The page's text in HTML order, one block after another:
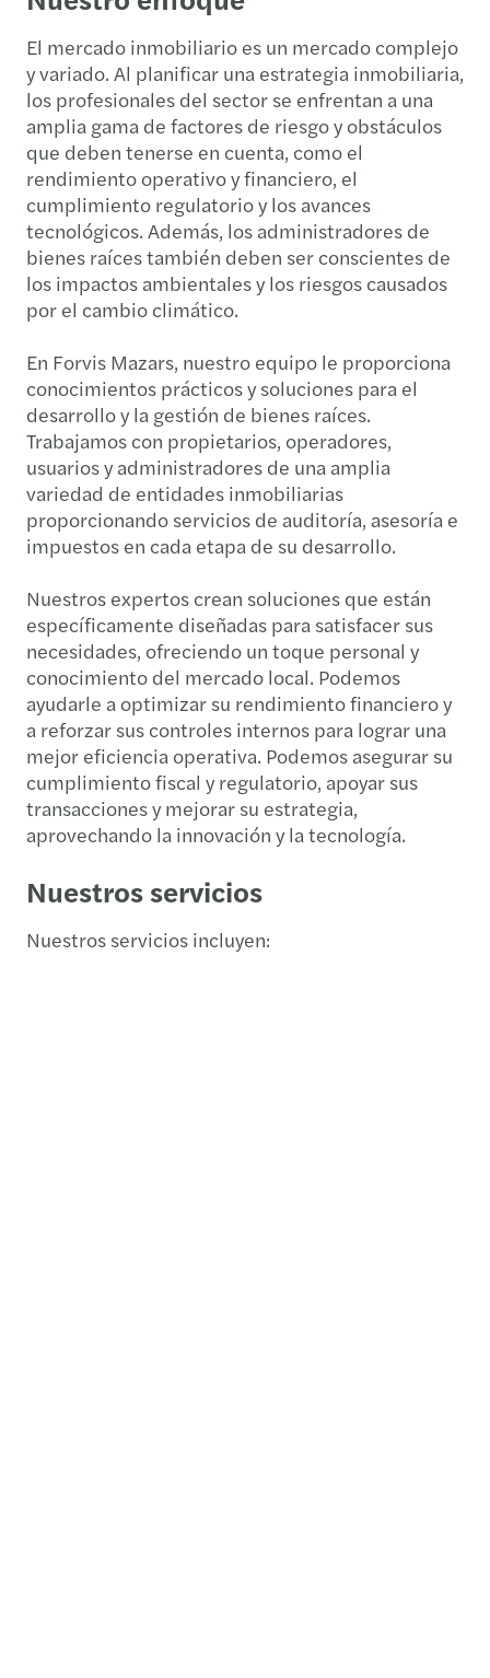
El mercado inmobiliario es un mercado complejo
y variado. Al planificar una estrategia inmobiliaria,
los profesionales del sector se enfrentan a una
amplia gama de factores de riesgo y obstáculos
que deben tenerse en cuenta, como el
rendimiento operativo y financiero, el
cumplimiento regulatorio y los avances
tecnológicos. Además, los administradores de
bienes raíces también deben ser conscientes de
los impactos ambientales y los riesgos causados
por el cambio climático.
En Forvis Mazars, nuestro equipo le proporciona
conocimientos prácticos y soluciones para el
desarrollo y la gestión de bienes raíces.
Trabajamos con propietarios, operadores,
usuarios y administradores de una amplia
variedad de entidades inmobiliarias
proporcionando servicios de auditoría, asesoría e
impuestos en cada etapa de su desarrollo.
Nuestros expertos crean soluciones que están
específicamente diseñadas para satisfacer sus
necesidades, ofreciendo un toque personal y
conocimiento del mercado local. Podemos
ayudarle a optimizar su rendimiento financiero y
a reforzar sus controles internos para lograr una
mejor eficiencia operativa. Podemos asegurar su
cumplimiento fiscal y regulatorio, apoyar sus
transacciones y mejorar su estrategia,
aprovechando la innovación y la tecnología.
Nuestros servicios
Nuestros servicios incluyen: